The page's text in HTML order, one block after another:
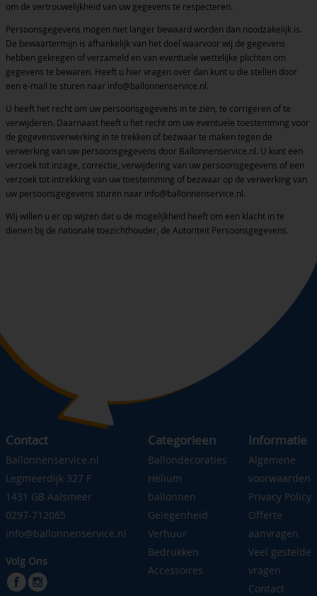
om de vertrouwelijkheid van uw gegevens te respecteren.
Persoonsgegevens mogen niet langer bewaard worden dan noodzakelijk is.
De bewaartermijn is afhankelijk van het doel waarvoor wij de gegevens
hebben gekregen of verzameld en van eventuele wettelijke plichten om
gegevens te bewaren. Heeft u hier vragen over dan kunt u die stellen door
een e-mail te sturen naar info@ballonnenservice.nl.
U heeft het recht om uw persoonsgegevens in te zien, te corrigeren of te
verwijderen. Daarnaast heeft u het recht om uw eventuele toestemming voor
de gegevensverwerking in te trekken of bezwaar te maken tegen de
verwerking van uw persoonsgegevens door Ballonnenservice.nl. U kunt een
verzoek tot inzage, correctie, verwijdering van uw persoonsgegevens of een
verzoek tot intrekking van uw toestemming of bezwaar op de verwerking van
uw persoonsgegevens sturen naar info@ballonnenservice.nl.
Wij willen u er op wijzen dat u de mogelijkheid heeft om een klacht in te
dienen bij de nationale toezichthouder, de Autoriteit Persoonsgegevens.
Contact
Ballonnenservice.nl
Legmeerdijk 327 F
1431 GB Aalsmeer
0297-712065
info@ballonnenservice.nl
Volg Ons
Categorieen
Ballondecoraties
Helium
ballonnen
Gelegenheid
Verhuur
Bedrukken
Accessoires
Informatie
Algemene
voorwaarden
Privacy Policy
Offerte
aanvragen
Veel gestelde
vragen
Contact